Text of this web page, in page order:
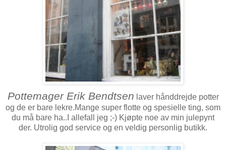
Pottemager Erik Bendtsen laver hånddrejde potter
og de er bare lekre.Mange super flotte og spesielle ting, som
du må bare ha..I allefall jeg ;-) Kjøpte noe av min julepynt
der. Utrolig god service og en veldig personlig butikk.